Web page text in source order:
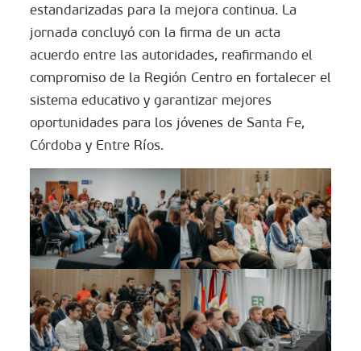
estandarizadas para la mejora continua. La
jornada concluyó con la firma de un acta
acuerdo entre las autoridades, reafirmando el
compromiso de la Región Centro en fortalecer el
sistema educativo y garantizar mejores
oportunidades para los jóvenes de Santa Fe,
Córdoba y Entre Ríos.